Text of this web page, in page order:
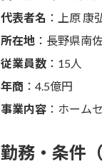
代表者名 ：上原 康
所在地 ：長野県南
従業員数 ：15人
年商 ：4.5億円
事業内容 ：ホーム
勤務・条件